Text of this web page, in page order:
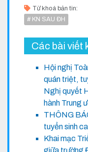
Từ khoá bản tin:
# KN SAU ĐH
Các bài viết
Hội nghị
quán triệt,
Nghị quyết
hành Trung
THÔNG
tuyển sinh
Khai mạc
giữa trường